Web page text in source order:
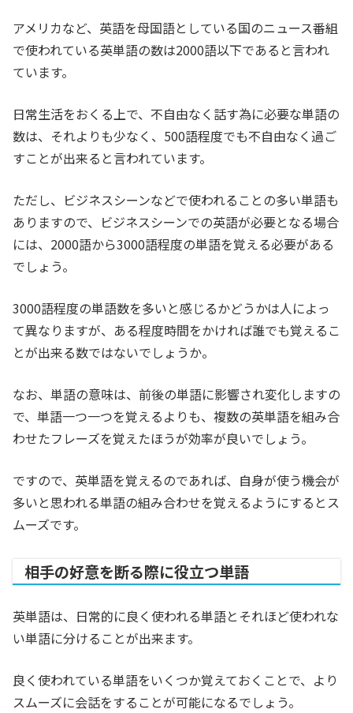
アメリカなど、英語を母国語としている国のニュース番組
で使われている英単語の数は2000語以下であると言われ
ています。
日常生活をおくる上で、不自由なく話す為に必要な単語の
数は、それよりも少なく、500語程度でも不自由なく過ご
すことが出来ると言われています。
ただし、ビジネスシーンなどで使われることの多い単語も
ありますので、ビジネスシーンでの英語が必要となる場合
には、2000語から3000語程度の単語を覚える必要がある
でしょう。
3000語程度の単語数を多いと感じるかどうかは人によっ
て異なりますが、ある程度時間をかければ誰でも覚えるこ
とが出来る数ではないでしょうか。
なお、単語の意味は、前後の単語に影響され変化しますの
で、単語一つ一つを覚えるよりも、複数の英単語を組み合
わせたフレーズを覚えたほうが効率が良いでしょう。
ですので、英単語を覚えるのであれば、自身が使う機会が
多いと思われる単語の組み合わせを覚えるようにするとス
ムーズです。
相手の好意を断る際に役立つ単語
英単語は、日常的に良く使われる単語とそれほど使われな
い単語に分けることが出来ます。
良く使われている単語をいくつか覚えておくことで、より
スムーズに会話をすることが可能になるでしょう。